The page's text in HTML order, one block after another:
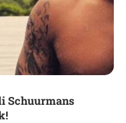
Schuurmans